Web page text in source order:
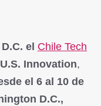
el Chile Tech
Innovation,
el 6 al 10 de
D.C.,